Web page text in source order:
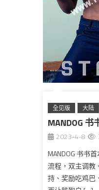
全见版 大陆
MANDOG
2023-4-8
MANDOG 书书
流程，双主调教
持、奖励吃鸡巴